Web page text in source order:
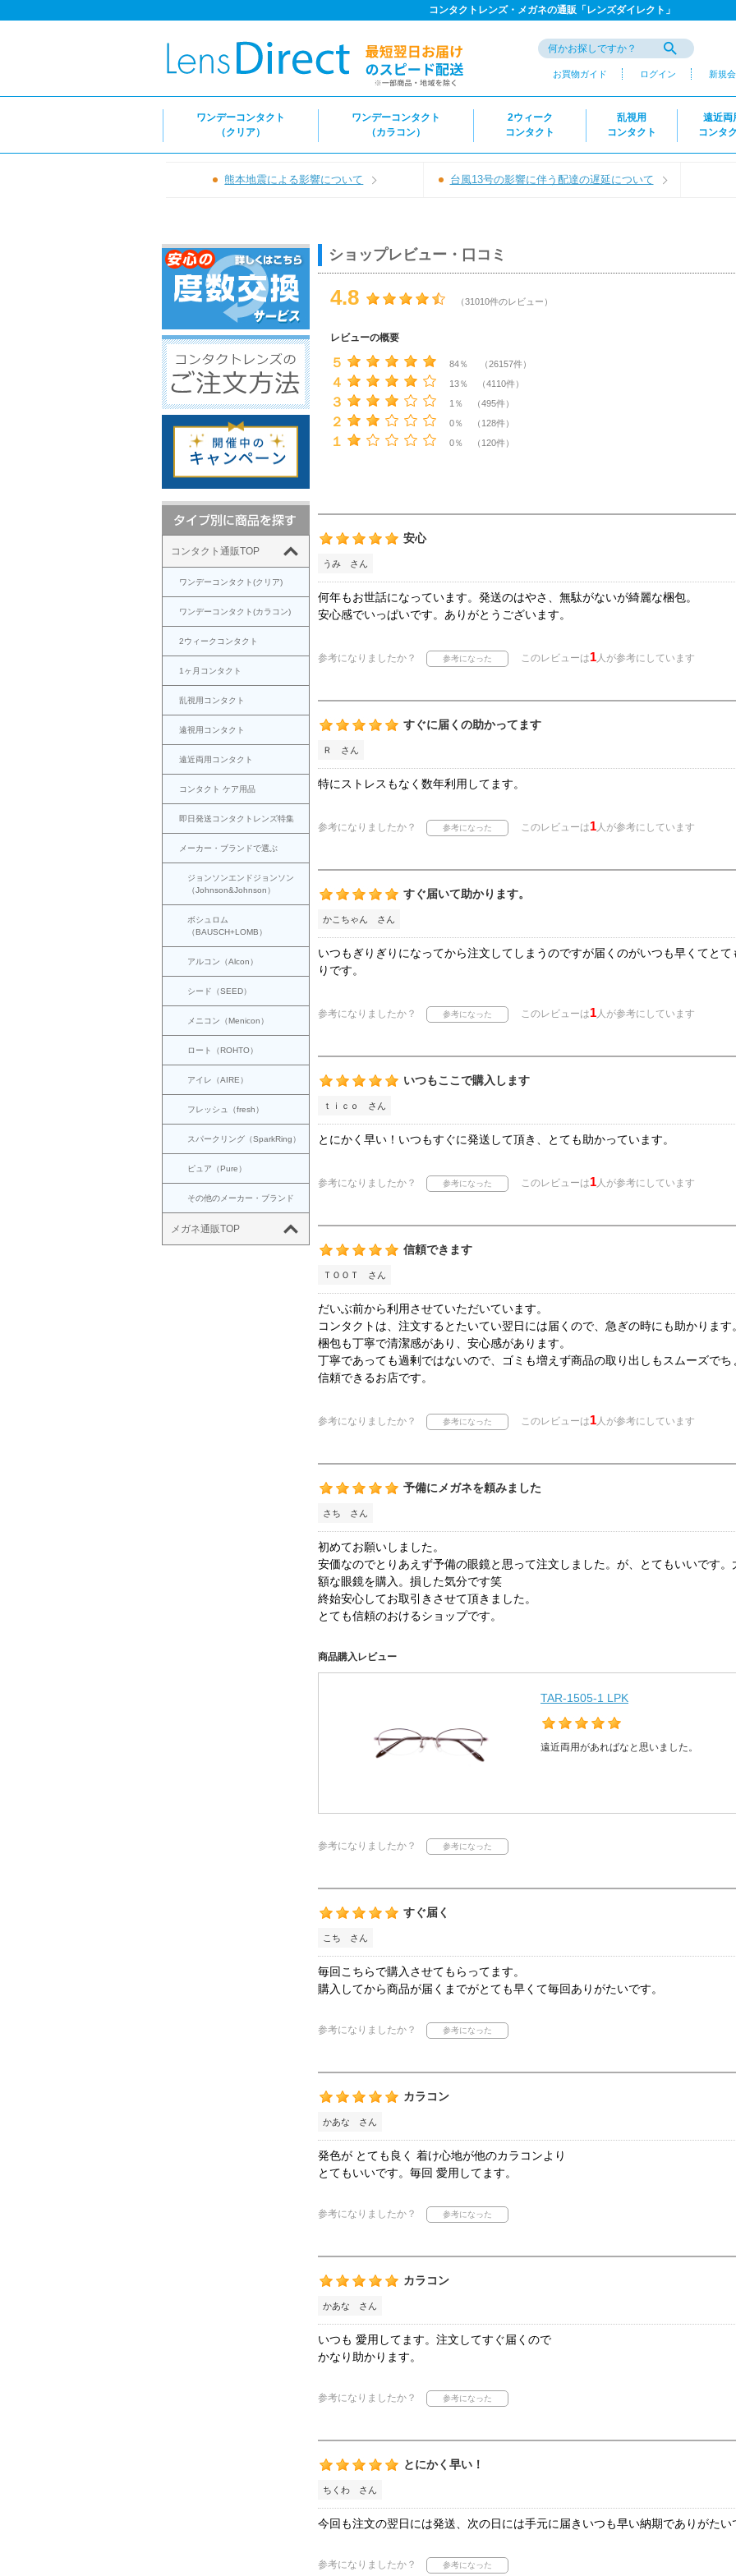
コンタクトレンズ・メガネの通販「レンズダイレクト」
お買物ガイド ログイン 新規
ワンデーコンタクト
（クリア）
ワンデーコンタクト
（カラコン）
2ウィーク
コンタクト
乱視用
コンタクト
遠近両
コンタ
熊本地震による影響について 台風13号の影響に伴う配達の遅延について
コンタクト通販TOP
ワンデーコンタクト(クリア)
ワンデーコンタクト(カラコン)
2ウィークコンタクト
1ヶ月コンタクト
乱視用コンタクト
遠視用コンタクト
遠近両用コンタクト
コンタクト ケア用品
即日発送コンタクトレンズ特集
メーカー・ブランドで選ぶ
ジョンソンエンドジョンソン
（Johnson&Johnson）
ボシュロム
（BAUSCH+LOMB）
アルコン（Alcon）
シード（SEED）
メニコン（Menicon）
ロート（ROHTO）
アイレ（AIRE）
フレッシュ（fresh）
スパークリング（SparkRing）
ピュア（Pure）
その他のメーカー・ブランド
メガネ通販TOP
ショップレビュー・口コミ
4.8 （31010件のレビュー）
レビューの概要
５ 84％ （26157件）
４ 13％ （4110件）
３ 1％ （495件）
２ 0％ （128件）
１ 0％ （120件）
安心
うみ さん
何年もお世話になっています。発送のはやさ、無駄がないが綺麗な梱包。
安心感でいっぱいです。ありがとうございます。
参考になりましたか？ このレビューは1人が参考にしています
すぐに届くの助かってます
Ｒ さん
特にストレスもなく数年利用してます。
参考になりましたか？ このレビューは1人が参考にしています
すぐ届いて助かります。
かこちゃん さん
いつもぎりぎりになってから注文してしまうのですが届くのがいつも早くてと
りです。
参考になりましたか？ このレビューは1人が参考にしています
いつもここで購入します
ｔｉｃｏ さん
とにかく早い！いつもすぐに発送して頂き、とても助かっています。
参考になりましたか？ このレビューは1人が参考にしています
信頼できます
ＴＯＯＴ さん
だいぶ前から利用させていただいています。
コンタクトは、注文するとたいてい翌日には届くので、急ぎの時にも助かります。
梱包も丁寧で清潔感があり、安心感があります。
丁寧であっても過剰ではないので、ゴミも増えず商品の取り出しもスムーズでち
信頼できるお店です。
参考になりましたか？ このレビューは1人が参考にしています
予備にメガネを頼みました
さち さん
初めてお願いしました。
安価なのでとりあえず予備の眼鏡と思って注文しました。が、とてもいいです
額な眼鏡を購入。損した気分です笑
終始安心してお取引きさせて頂きました。
とても信頼のおけるショップです。
商品購入レビュー
TAR-1505-1 LPK
遠近両用があればなと思いました。
参考になりましたか？
すぐ届く
こち さん
毎回こちらで購入させてもらってます。
購入してから商品が届くまでがとても早くて毎回ありがたいです。
参考になりましたか？
カラコン
かあな さん
発色が とても良く 着け心地が他のカラコンより
とてもいいです。毎回 愛用してます。
参考になりましたか？
カラコン
かあな さん
いつも 愛用してます。注文してすぐ届くので
かなり助かります。
参考になりましたか？
とにかく早い！
ちくわ さん
今回も注文の翌日には発送、次の日には手元に届きいつも早い納期でありがたい
参考になりましたか？